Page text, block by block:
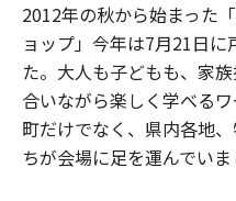
2012年の秋から始まった
ョップ」今年は7月21日
た。大人も子どもも、家
合いながら楽しく学べる
町だけでなく、県内各地
ちが会場に足を運んでいま